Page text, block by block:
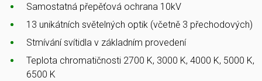
Samostatná přepěťová ochrana 10kV
13 unikátních světelných optik (včetně 3 přechodových)
Stmívání svítidla v základním provedení
Teplota chromatičnosti 2700 K, 3000 K, 4000 K, 5000 K,
6500 K